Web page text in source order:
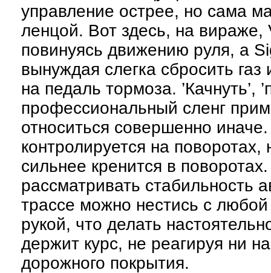
управление острее, но сама
ленцой. Вот здесь, на вираже,
повинуясь движению руля, а
вынуждая слегка сбросить
на педаль тормоза. ’Качнуть’,
профессиональный сленг
относиться совершенно
контролируется на
сильнее кренится в
рассматривать стабильность
трассе можно нестись с
рукой, что делать
держит курс, не реагируя ни
дорожного покрытия.